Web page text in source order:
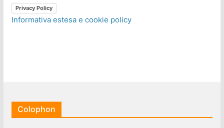
Privacy Policy
Informativa estesa e cookie policy
Colophon